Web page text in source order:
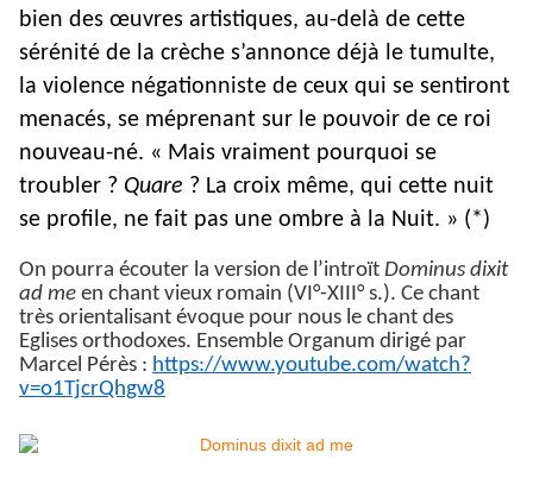
bien des œuvres artistiques, au-delà de cette
sérénité de la crèche s’annonce déjà le tumulte,
la violence négationniste de ceux qui se sentiront
menacés, se méprenant sur le pouvoir de ce roi
nouveau-né. « Mais vraiment pourquoi se
troubler ? Quare ? La croix même, qui cette nuit
se profile, ne fait pas une ombre à la Nuit. » (*)
On pourra écouter la version de l’introït Dominus dixit
ad me en chant vieux romain (VI°-XIII° s.). Ce chant
très orientalisant évoque pour nous le chant des
Eglises orthodoxes. Ensemble Organum dirigé par
Marcel Pérès : https://www.youtube.com/watch?
v=o1TjcrQhgw8